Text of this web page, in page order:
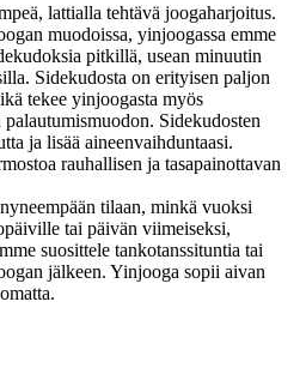
lattialla tehtävä joogaharjoitus.
muodoissa, yinjoogassa emme
pitkillä, usean minuutin
Sidekudosta on erityisen paljon
tekee yinjoogasta myös
Sidekudosten
ja lisää aineenvaihduntaasi.
rauhallisen ja tasapainottavan
tilaan, minkä vuoksi
tai päivän viimeiseksi,
suosittele tankotanssituntia tai
jälkeen. Yinjooga sopii aivan